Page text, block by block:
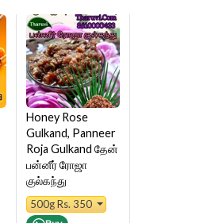
Honey Rose
Gulkand, Panneer
Roja Gulkand தேன்
பன்னீர் ரோஜா
குல்கந்து
500g Rs. 350